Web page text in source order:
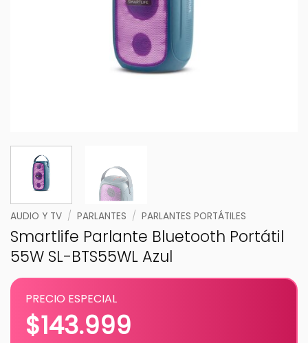
AUDIO Y TV / PARLANTES / PARLANTES PORTÁTILES
Smartlife Parlante Bluetooth Portátil
55W SL-BTS55WL Azul
PRECIO ESPECIAL
$143.999